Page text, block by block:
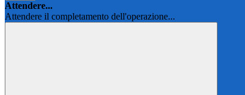
Attendere...
Attendere il completamento dell'operazione...